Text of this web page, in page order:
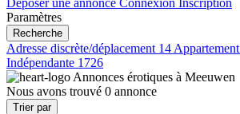
Déposer une annonce Connexion Inscription
Paramètres
Recherche
Adresse discrète/déplacement 14 Appartement
Indépendante 1726
Annonces érotiques à Meeuwen
Nous avons trouvé 0 annonce
Trier par